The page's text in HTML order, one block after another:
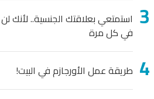
استمتعي بعلاقتك الجنسية.. لأنك
في كل مرة
طريقة عمل الأورجازم في البيت!